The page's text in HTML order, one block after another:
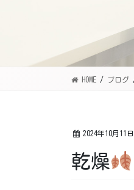
HOME ブログ
2024年10月11日
乾燥